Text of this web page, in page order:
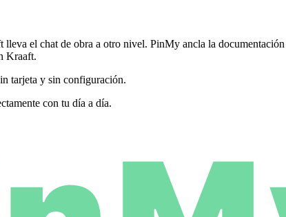
el chat de obra a otro nivel. PinMy ancla la
Kraaft.
tarjeta y sin configuración.
con tu día a día.